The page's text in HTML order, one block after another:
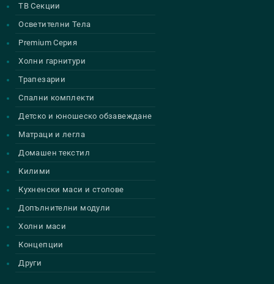
ТВ Секции
Осветителни Тела
Premium Серия
Холни гарнитури
Трапезарии
Спални комплекти
Детско и юношеско обзавеждане
Матраци и легла
Домашен текстил
Килими
Кухненски маси и столове
Допълнителни модули
Холни маси
Концепции
Други